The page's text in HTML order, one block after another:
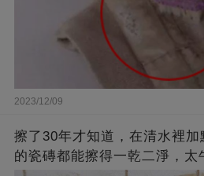
2023/12/09
擦了30年才知道，在清水裡
的瓷磚都能擦得一乾二淨，太